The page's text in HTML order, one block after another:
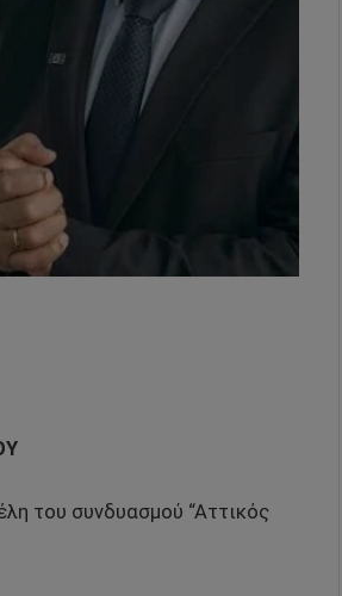
του συνδυασμού “Αττικός